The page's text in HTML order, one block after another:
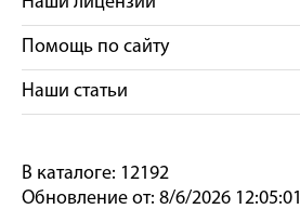
Помощь по сайту
Наши статьи
В каталоге: 12192
Обновление от: 8/6/2026 12:05:01